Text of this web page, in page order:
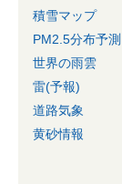
積雪マップ
PM2.5分布予測
世界の雨雲
雷(予報)
道路気象
黄砂情報